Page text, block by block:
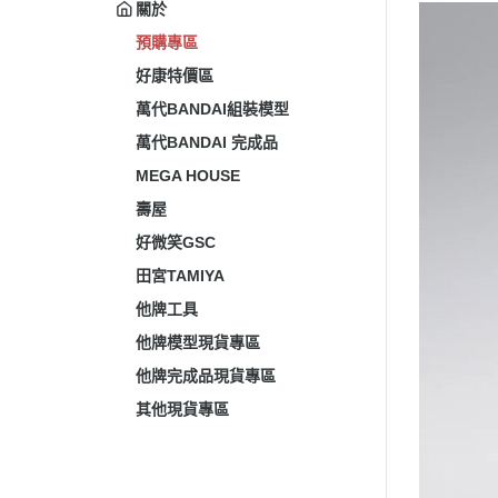
關於
預購專區
好康特價區
萬代BANDAI組裝模型
萬代BANDAI 完成品
MEGA HOUSE
壽屋
好微笑GSC
田宮TAMIYA
他牌工具
他牌模型現貨專區
他牌完成品現貨專區
其他現貨專區